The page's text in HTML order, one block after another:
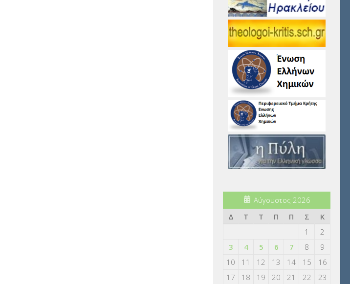
Αύγουστος 2026
Δ
Τ Τ Π Π Σ
Κ
1
2
3
4 5 6 7 8
9
10
11 12 13 14 15
16
17
18 19 20 21 22 23